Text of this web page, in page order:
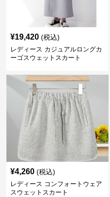
¥19,420 (税込)
レディース カジュアルロングカ
ーゴスウェットスカート
¥4,260 (税込)
レディース コンフォートウェア
スウェットスカート